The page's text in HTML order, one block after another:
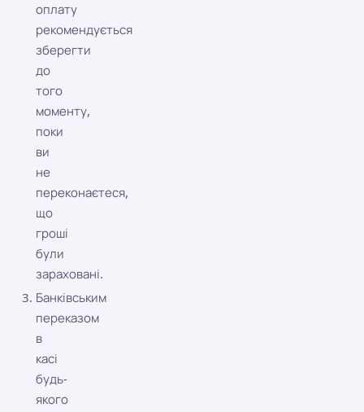
оплату
рекомендується
зберегти
до
того
моменту,
поки
ви
не
переконаєтеся,
що
гроші
були
зараховані.
Банківським
переказом
в
касі
будь-
якого